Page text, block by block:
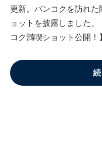
更新。バンコクを訪れ
ョットを披露しました
コク満喫ショット公開！